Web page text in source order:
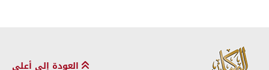
العودة إلى أعلى